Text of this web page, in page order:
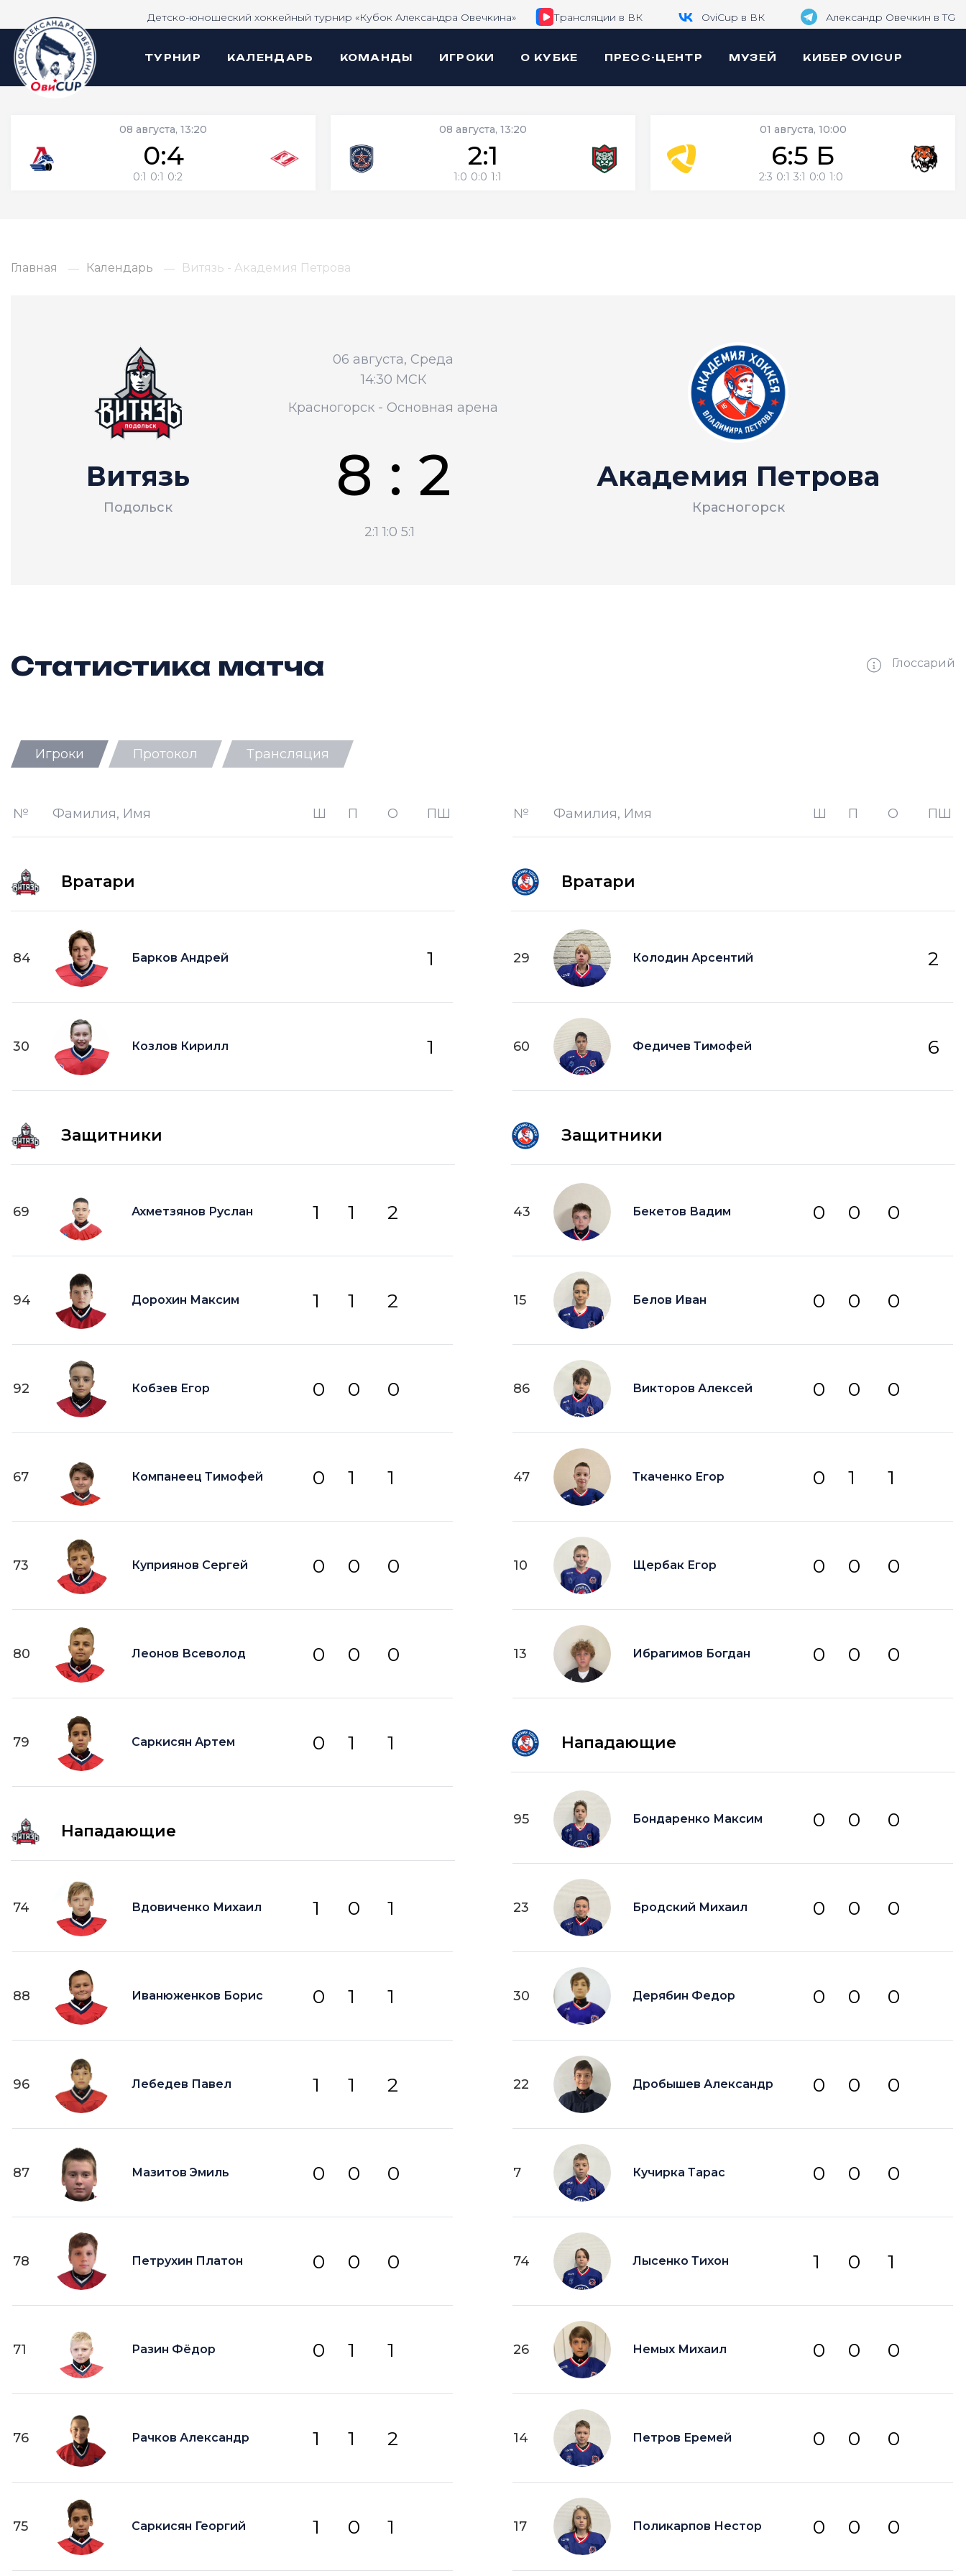
Детско-юношеский хоккейный турнир «Кубок Александра Овечкина» Трансляции в ВК OviCup в ВК Александр Овечкин в TG
ТУРНИР КАЛЕНДАРЬ КОМАНДЫ ИГРОКИ О КУБКЕ ПРЕСС-ЦЕНТР МУЗЕЙ КИБЕР OVICUP
08 августа, 13:20
0:4
0:1 0:1 0:2
08 августа, 13:20
2:1
1:0 0:0 1:1
01 августа, 10:00
6:5 Б
2:3 0:1 3:1 0:0 1:0
Главная Календарь Витязь - Академия Петрова
Витязь
Подольск
06 августа, Среда
14:30 МСК
Красногорск - Основная арена
8 : 2
2:1 1:0 5:1
Академия Петрова
Красногорск
Статистика матча Глоссарий
Ш — кол-во забитых шайб
О — кол-во очков в турнирной таблице
ПШ — пропущенные шайбы
+1 — шайба забитая в большинстве на одного игрока на площадке
шайба забитая в большинстве на двух игроков на площадке
Игроки Протокол Трансляция
№ Фамилия, Имя Ш П О ПШ
Вратари
84 Барков Андрей 1
30 Козлов Кирилл 1
Защитники
69 Ахметзянов Руслан 1 1 2
94 Дорохин Максим 1 1 2
92 Кобзев Егор 0 0 0
67 Компанеец Тимофей 0 1 1
73 Куприянов Сергей 0 0 0
80 Леонов Всеволод 0 0 0
79 Саркисян Артем 0 1 1
Нападающие
74 Вдовиченко Михаил 1 0 1
88 Иванюженков Борис 0 1 1
96 Лебедев Павел 1 1 2
87 Мазитов Эмиль 0 0 0
78 Петрухин Платон 0 0 0
71 Разин Фёдор 0 1 1
76 Рачков Александр 1 1 2
75 Саркисян Георгий 1 0 1
№ Фамилия, Имя Ш П О ПШ
Вратари
29 Колодин Арсентий 2
60 Федичев Тимофей 6
Защитники
43 Бекетов Вадим 0 0 0
15 Белов Иван 0 0 0
86 Викторов Алексей 0 0 0
47 Ткаченко Егор 0 1 1
10 Щербак Егор 0 0 0
13 Ибрагимов Богдан 0 0 0
Нападающие
95 Бондаренко Максим 0 0 0
23 Бродский Михаил 0 0 0
30 Дерябин Федор 0 0 0
22 Дробышев Александр 0 0 0
7 Кучирка Тарас 0 0 0
74 Лысенко Тихон 1 0 1
26 Немых Михаил 0 0 0
14 Петров Еремей 0 0 0
17 Поликарпов Нестор 0 0 0